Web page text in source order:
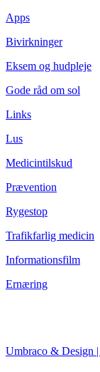
Apps
Bivirkninger
Eksem og hudpleje
Gode råd om sol
Links
Lus
Medicintilskud
Prævention
Rygestop
Trafikfarlig medicin
Informationsfilm
Ernæring
Umbraco & Design